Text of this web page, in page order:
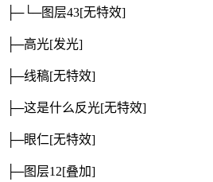
├─└─图层43[无特效]
├─高光[发光]
├─线稿[无特效]
├─这是什么反光[无特效]
├─眼仁[无特效]
├─图层12[叠加]